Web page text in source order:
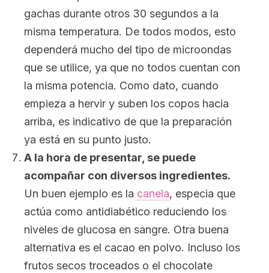
gachas durante otros 30 segundos a la
misma temperatura. De todos modos, esto
dependerá mucho del tipo de microondas
que se utilice, ya que no todos cuentan con
la misma potencia. Como dato, cuando
empieza a hervir y suben los copos hacia
arriba, es indicativo de que la preparación
ya está en su punto justo.
A la hora de presentar, se puede
acompañar con diversos ingredientes.
Un buen ejemplo es la canela, especia que
actúa como antidiabético reduciendo los
niveles de glucosa en sangre. Otra buena
alternativa es el cacao en polvo. Incluso los
frutos secos troceados o el chocolate